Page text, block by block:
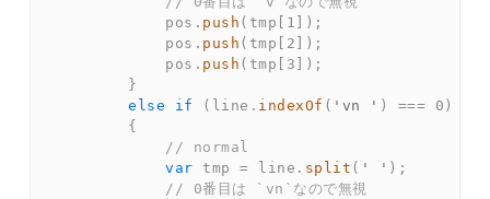
            pos
. push ( tmp [ 1 ] ) ;
            pos
. push ( tmp [ 2 ] ) ;
            pos
. push ( tmp [ 3 ] ) ;
}
else
if ( line . indexOf ( 'vn ' ) === 0 )
{
// normal
var tmp = line . split ( ' ' ) ;
// 0番目は `vn`なので無視